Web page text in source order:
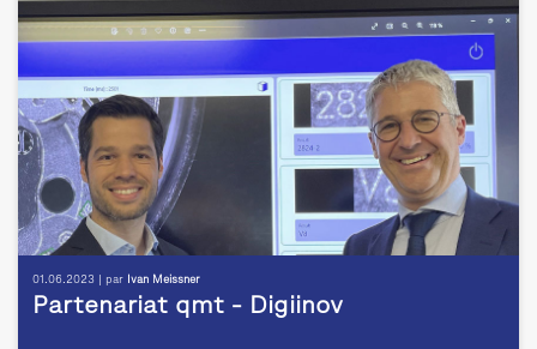
01.06.2023 | par Ivan Meissner
Partenariat qmt - Digiinov